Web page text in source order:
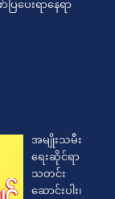
ပေးရာနေရာ
အမျိုးသမီး
ရေးဆိုင်ရာ
သတင်း
ဆောင်းပါး၊